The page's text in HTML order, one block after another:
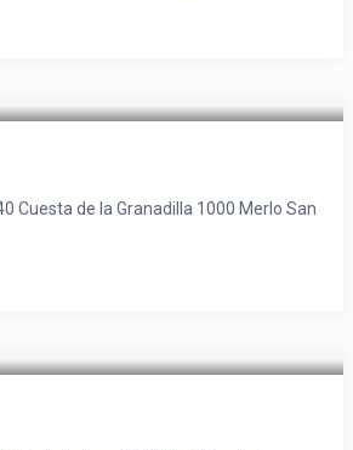
Cuesta de la Granadilla 1000 Merlo San